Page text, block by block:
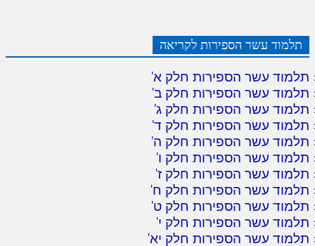
תלמוד עשר הספירות לקריאה
תלמוד עשר הספירות חלק א'
תלמוד עשר הספירות חלק ב'
תלמוד עשר הספירות חלק ג'
תלמוד עשר הספירות חלק ד'
תלמוד עשר הספירות חלק ה'
תלמוד עשר הספירות חלק ו'
תלמוד עשר הספירות חלק ז'
תלמוד עשר הספירות חלק ח'
תלמוד עשר הספירות חלק ט'
תלמוד עשר הספירות חלק י'
תלמוד עשר הספירות חלק יא'